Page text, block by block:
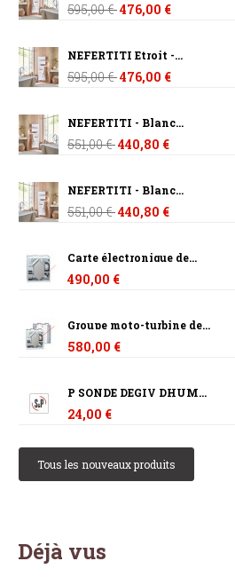
595,00 €476,00 €
NEFERTITI Etroit -...
595,00 €476,00 €
NEFERTITI - Blanc...
551,00 €440,80 €
NEFERTITI - Blanc...
551,00 €440,80 €
Carte électronique de...
490,00 €
Groupe moto-turbine de...
580,00 €
P SONDE DEGIV DHUM...
24,00 €
Tous les nouveaux produits
Déjà vus